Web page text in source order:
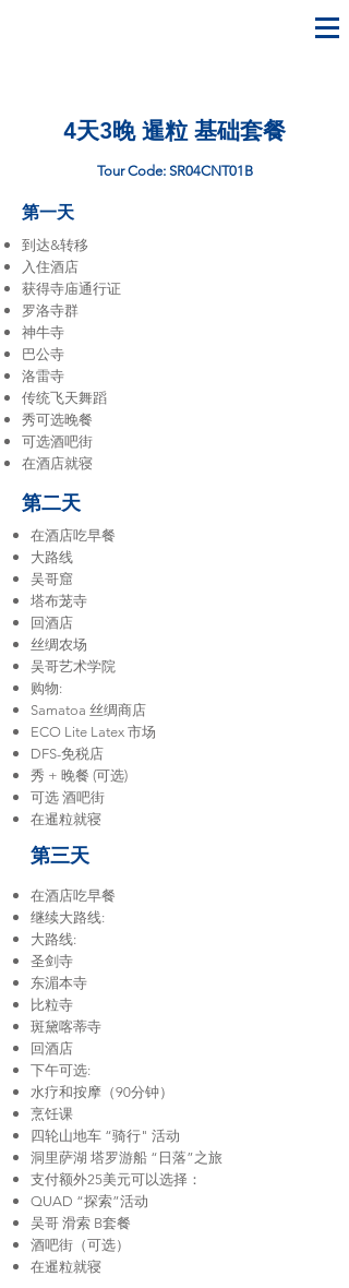
4天3晚 暹粒 基础套餐
Tour Code: SR04CNT01B
第一天
到达&转移
入住酒店
获得寺庙通行证
罗洛寺群
神牛寺
巴公寺
洛雷寺
传统飞天舞蹈
秀可选晚餐
可选酒吧街
在酒店就寝
第二天
在酒店吃早餐
大路线
吴哥窟
塔布茏寺
回酒店
丝绸农场
吴哥艺术学院
购物:
Samatoa 丝绸商店
ECO Lite Latex 市场
DFS-免税店
秀 + 晚餐 (可选)
可选 酒吧街
在暹粒就寝
第三天
在酒店吃早餐
继续大路线:
大路线:
圣剑寺
东湄本寺
比粒寺
斑黛喀蒂寺
回酒店
下午可选:
水疗和按摩（90分钟）
烹饪课
四轮山地车 “骑行" 活动
洞里萨湖 塔罗游船 “日落”之旅
支付额外25美元可以选择：
QUAD “探索”活动
吴哥 滑索 B套餐
酒吧街（可选）
在暹粒就寝